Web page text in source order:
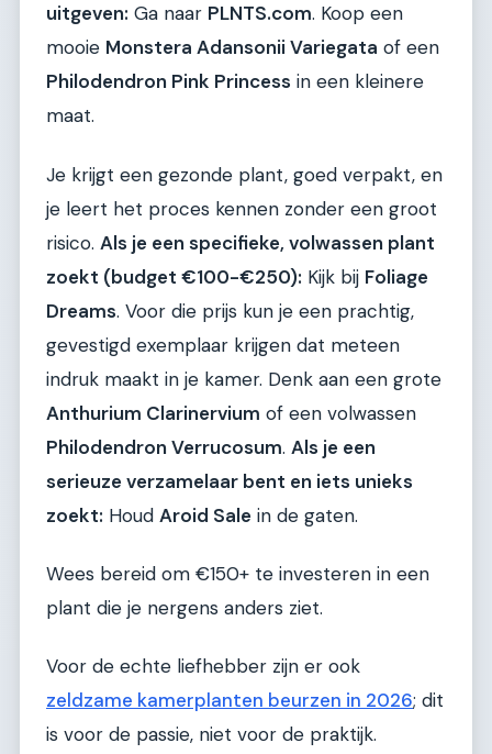
uitgeven: Ga naar PLNTS.com. Koop een
mooie Monstera Adansonii Variegata of een
Philodendron Pink Princess in een kleinere
maat.
Je krijgt een gezonde plant, goed verpakt, en
je leert het proces kennen zonder een groot
risico. Als je een specifieke, volwassen plant
zoekt (budget €100-€250): Kijk bij Foliage
Dreams. Voor die prijs kun je een prachtig,
gevestigd exemplaar krijgen dat meteen
indruk maakt in je kamer. Denk aan een grote
Anthurium Clarinervium of een volwassen
Philodendron Verrucosum. Als je een
serieuze verzamelaar bent en iets unieks
zoekt: Houd Aroid Sale in de gaten.
Wees bereid om €150+ te investeren in een
plant die je nergens anders ziet.
Voor de echte liefhebber zijn er ook
zeldzame kamerplanten beurzen in 2026; dit
is voor de passie, niet voor de praktijk.